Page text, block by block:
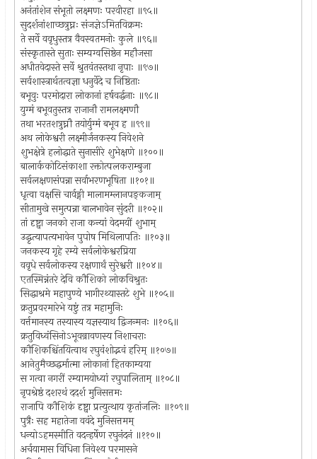
अनंतांशेन संभूतो लक्ष्मणः परवीरहा ॥९५॥
सुदर्शनांशाच्छत्रुघ्नः संजज्ञेऽमितविक्रमः
ते सर्वे ववृधुस्तत्र वैवस्वतमनोः कुले ॥९६॥
संस्कृतास्ते सुताः सम्यग्वसिष्ठेन महौजसा
अधीतवेदास्ते सर्वे श्रुतवंतस्तथा नृपाः ॥९७॥
सर्वशास्त्रार्थतत्वज्ञा धनुर्वेदे च निष्ठिताः
बभूवुः परमोदारा लोकानां हर्षवर्द्धनाः ॥९८॥
युग्मं बभूवतुस्तत्र राजानौ रामलक्ष्मणौ
तथा भरतशत्रुघ्नौ तयोर्युग्मं बभूव ह ॥९९॥
अथ लोकेश्वरी लक्ष्मीर्जनकस्य निवेशने
शुभक्षेत्रे हलोद्धाते सुनासीरे शुभेक्षणे ॥१००॥
बालार्ककोटिसंकाशा रक्तोत्पलकराम्बुजा
सर्वलक्षणसंपन्ना सर्वाभरणभूषिता ॥१०१॥
धृत्वा वक्षसि चार्वङ्गी मालामम्लानपङ्कजाम्
सीतामुखे समुत्पन्ना बालभावेन सुंदरी ॥१०२॥
तां दृष्ट्वा जनको राजा कन्यां वेदमयीं शुभाम्
उद्धृत्यापत्यभावेन पुपोष मिथिलापतिः ॥१०३॥
जनकस्य गृहे रम्ये सर्वलोकेश्वरप्रिया
ववृधे सर्वलोकस्य रक्षणार्थं सुरेश्वरी ॥१०४॥
एतस्मिन्नंतरे देवि कौशिको लोकविश्रुतः
सिद्धाश्रमे महापुण्ये भागीरथ्यास्तटे शुभे ॥१०५॥
क्रतुप्रवरमारेभे यष्टुं तत्र महामुनिः
वर्त्तमानस्य तस्यास्य यज्ञस्याथ द्विजन्मनः ॥१०६॥
क्रतुविध्वंसिनोऽभूवन्रावणस्य निशाचराः
कौशिकश्चिंतयित्वाथ रघुवंशोद्भवं हरिम् ॥१०७॥
आनेतुमैच्छद्धर्मात्मा लोकानां हितकाम्यया
स गत्वा नगरीं रम्यामयोध्यां रघुपालिताम् ॥१०८॥
नृपश्रेष्ठं दशरथं ददर्श मुनिसत्तमः
राजापि कौशिकं दृष्ट्वा प्रत्युत्थाय कृतांजलिः ॥१०९॥
पुत्रैः सह महातेजा ववंदे मुनिसत्तमम्
धन्योऽहमस्मीति वदन्हर्षेण रघुनंदनं ॥११०॥
अर्चयामास विधिना निवेश्य परमासने